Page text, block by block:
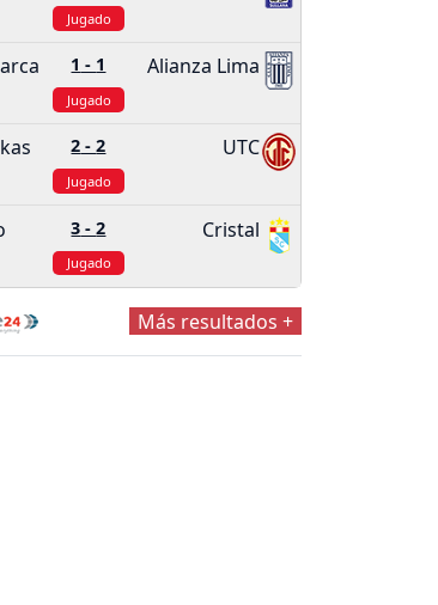
Jugado
1 - 1 Alianza Lima
Jugado
2 -2 UTC
Jugado
3 -2 Cristal
Jugado
Más resultados +